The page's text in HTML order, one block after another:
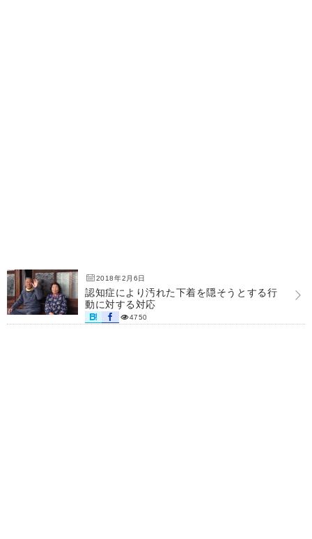
2018年2月6日
認知症により汚れた下着を隠そうとする行
動に対する対応
4750